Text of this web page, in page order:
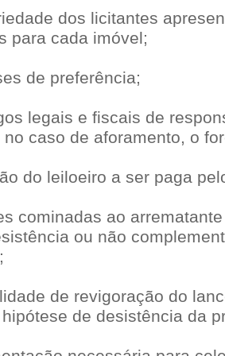
dos licitantes
para cada imóvel;
de preferência;
legais e fiscais de
caso de aforamento, o
do leiloeiro a ser paga
cominadas ao
ou não
de revigoração do
de desistência da